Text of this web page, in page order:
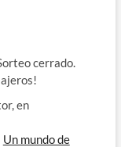
cerrado.
en
Un mundo de